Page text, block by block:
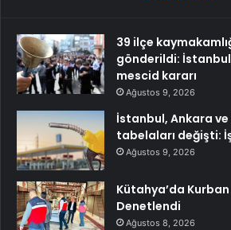
39 ilçe
gönderildi:
mescid kararı
Ağustos 9, 2026
İstanbul, Ankara ve
tabelaları değişti:
Ağustos 9, 2026
Kütahya’da
Denetlendi
Ağustos 8, 2026